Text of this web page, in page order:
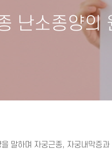
난소종양의
말하며 자궁근종, 자궁내막증과